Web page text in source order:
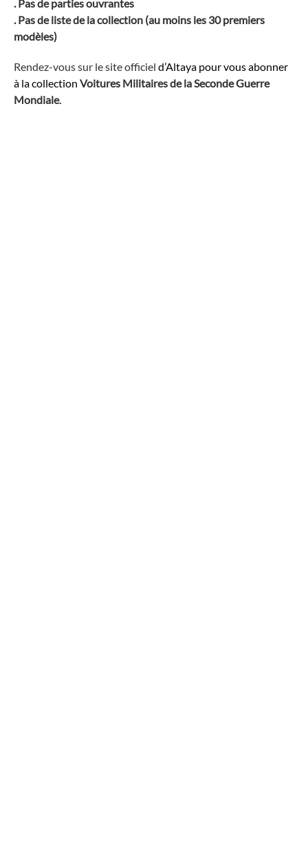
. Pas de parties ouvrantes
. Pas de liste de la collection (au moins les 30 premiers
modèles)
Rendez-vous sur le site officiel d’Altaya pour vous abonner
à la collection Voitures Militaires de la Seconde Guerre
Mondiale.